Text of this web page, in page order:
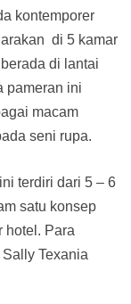
kontemporer
di 5 kamar
di lantai
pameran ini
macam
seni rupa.
terdiri dari 5 – 6
satu konsep
hotel. Para
Texania